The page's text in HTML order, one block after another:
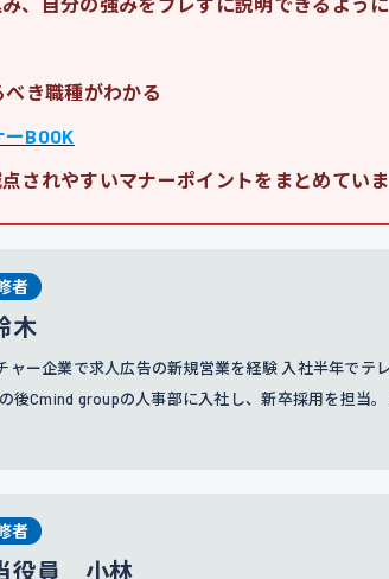
き職種がわかる
BOOK
されやすいマナーポイントをまとめていま
者
木
ャー企業で求人広告の新規営業を経験 入社半年でテ
後Cmind groupの人事部に入社し、新卒採用を担当
者
役員 小林